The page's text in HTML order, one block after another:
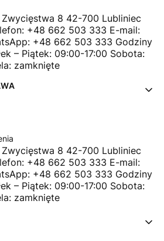
Zwycięstwa 8 42-700 Lubliniec
+48 662 503 333 E-mail:
+48 662 503 333 Godziny
– Piątek: 09:00-17:00 Sobota:
zamknięte
Zwycięstwa 8 42-700 Lubliniec
+48 662 503 333 E-mail:
+48 662 503 333 Godziny
– Piątek: 09:00-17:00 Sobota:
zamknięte